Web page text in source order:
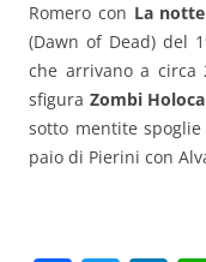
Romero con La
(Dawn of Dead) del
che arrivano a circa
sfigura Zombi
sotto mentite
paio di Pierini con